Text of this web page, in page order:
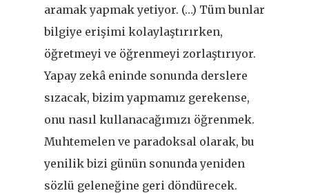
aramak yapmak yetiyor. (…) Tüm bunlar
bilgiye erişimi kolaylaştırırken,
öğretmeyi ve öğrenmeyi zorlaştırıyor.
Yapay zekâ eninde sonunda derslere
sızacak, bizim yapmamız gerekense,
onu nasıl kullanacağımızı öğrenmek.
Muhtemelen ve paradoksal olarak, bu
yenilik bizi günün sonunda yeniden
sözlü geleneğine geri döndürecek.